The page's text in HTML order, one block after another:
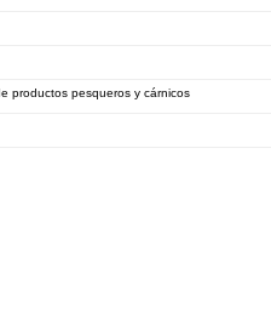
productos pesqueros y cárnicos